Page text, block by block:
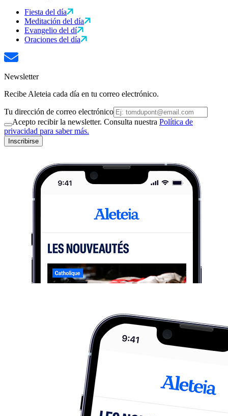
Fiesta del día
Meditación del día
Evangelio del dí
Oraciones del día
Newsletter
Recibe Aleteia cada día en tu correo electrónico.
Tu dirección de correo electrónico
Acepto recibir la newsletter. Consulta nuestra Política de
privacidad para saber más.
Inscribirse